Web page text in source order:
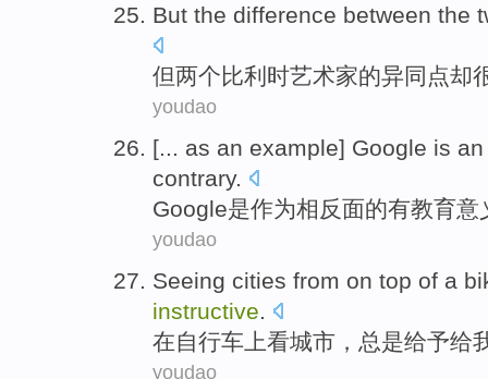
But the difference between the
但两个比利时艺术家的异同点却
youdao
[... as an example] Google is
contrary.
Google是作为相反面的有教育意
youdao
Seeing cities from on top of a
instructive.
在自行车 上看城市 ，总是给予给
youdao